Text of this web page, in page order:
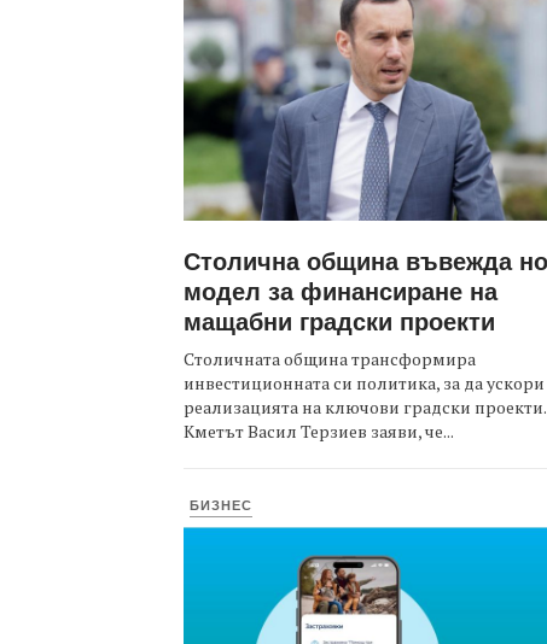
Столична община въвежда
модел за финансиране на
мащабни градски проекти
Столичната община трансформира
инвестиционната си политика, за да ускори
реализацията на ключови градски проекти.
Кметът Васил Терзиев заяви, че...
БИЗНЕС